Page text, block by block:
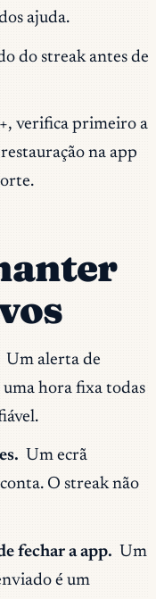
ajuda.
do streak antes de
verifica primeiro a
na app
Um alerta de
hora fixa todas
Um ecrã
O streak não
fechar a app. Um
é um